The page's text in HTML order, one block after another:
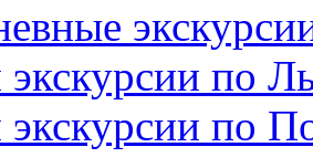
по
по